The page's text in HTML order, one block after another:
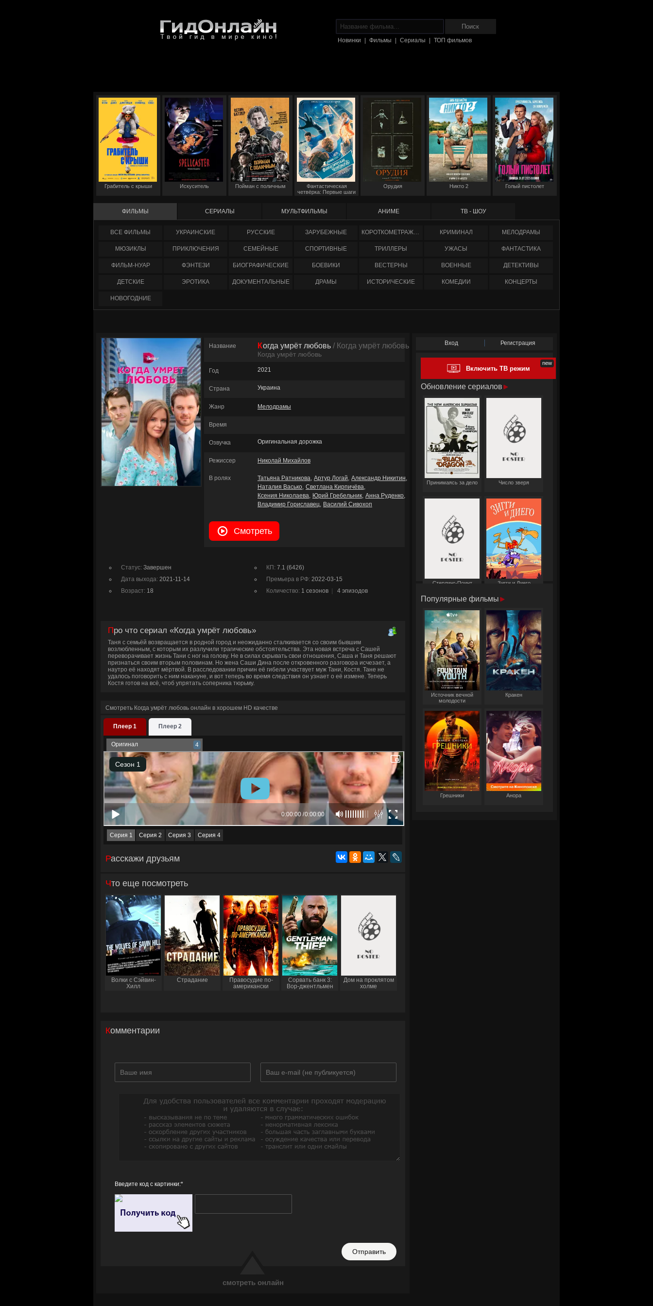
Новинки Фильмы Сериалы ТОП фильмов
Грабитель с крыши Искуситель Пойман с поличным
Фантастическая
четвёрка: Первые шаги
Орудия Никто 2 Голый пистолет
ФИЛЬМЫ СЕРИАЛЫ МУЛЬТФИЛЬМЫ АНИМЕ ТВ - ШОУ
ФИЛЬМЫ УКРАИНCКИЕ РУССКИЕ ЗАРУБЕЖНЫЕ КОРОТКОМЕТРАЖНЫЕ КРИМИНАЛ МЕЛОДРАМЫ
МЮЗИКЛЫ ПРИКЛЮЧЕНИЯ СЕМЕЙНЫЕ СПОРТИВНЫЕ ТРИЛЛЕРЫ УЖАСЫ ФАНТАСТИКА
ФИЛЬМ-НУАР ФЭНТЕЗИ БИОГРАФИЧЕСКИЕ БОЕВИКИ ВЕСТЕРНЫ ВОЕННЫЕ ДЕТЕКТИВЫ
ДЕТСКИЕ ЭРОТИКА ДОКУМЕНТАЛЬНЫЕ ДРАМЫ ИСТОРИЧЕСКИЕ КОМЕДИИ КОНЦЕРТЫ
НОВОГОДНИЕ
смотреть онлайн
Название Когда умрёт любовь / Когда умрёт любовь
Когда умрёт любовь
Год 2021
Страна Украина
Жанр Мелодрамы
Время
Озвучка Оригинальная дорожка
Режиссер Николай Михайлов
В ролях Татьяна Ратникова Артур Логай Александр Никитин
Наталия Васько Светлана Кирпичёва
Ксения Николаева
Юрий Гребельник Анна Руденко
Владимир Гориславец
Василий Сивохоп
Смотреть
Статус: Завершен КП: 7.1 (6426)
Дата выхода: 2021-11-14 Премьера в РФ:2022-03-15
Возраст: 18 Количество: 1 сезонов |4 эпизодов
Про что сериал «Когда умрёт любовь»
Таня с семьёй возвращается в родной город и неожиданно сталкивается со своим бывшим
возлюбленным, с которым их разлучили трагические обстоятельства. Эта новая встреча с Сашей
переворачивает жизнь Тани с ног на голову. Не в силах скрывать свои отношения, Саша и Таня решают
признаться своим вторым половинам. Но жена Саши Дина после откровенного разговора исчезает, а
наутро её находят мёртвой. В расследовании причин её гибели участвует муж Тани, Костя. Тане не
удалось поговорить с ним накануне, и вот теперь во время следствия он узнает о её измене. Теперь
Костя готов на всё, чтоб упрятать соперника тюрьму.
Смотреть Когда умрёт любовь онлайн в хорошем HD качестве
Плеер 1 Плеер 2
Оригинал 4
Серия 1 Серия 2 Серия 3 Серия 4
Расскажи друзьям
Что еще посмотреть
Волки с Сэйвин-
Хилл
Страдание
Правосудие по-
американски
Сорвать банк 3:
Вор-джентльмен
Дом на проклятом
холме
Комментарии
Введите код с картинки:*
Отправить
Вход Регистрация
Включить ТВ режим
Обновление сериалов
Принимаясь за дело Число зверя
Стерлинг-Поинт Зигги и Диего
Популярные фильмы
Источник вечной
молодости
Кракен
Грешники Анора